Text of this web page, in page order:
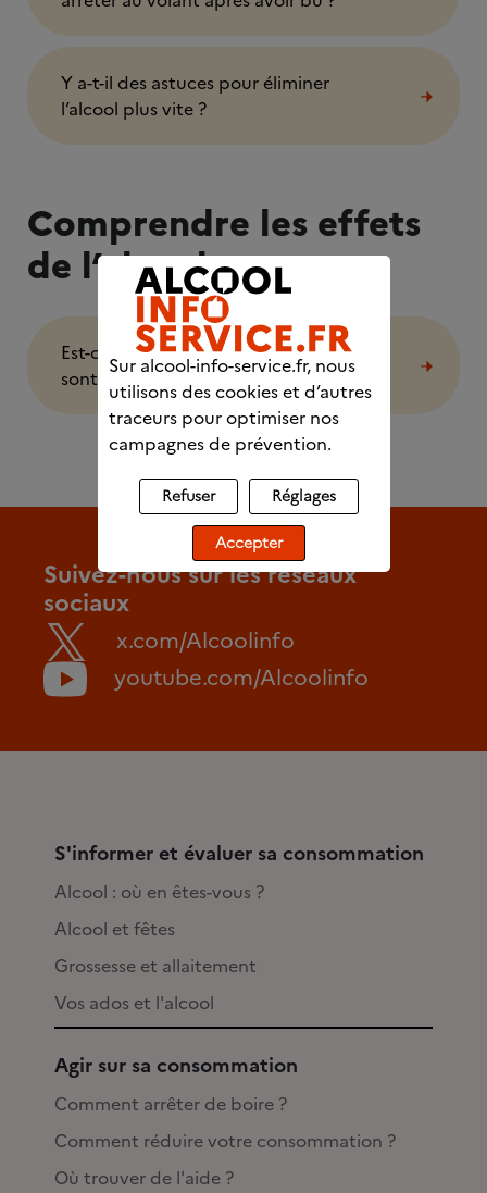
Y a-t-il des astuces pour éliminer
l’alcool plus vite ?
Comprendre les effets
de l’alcool
Est-ce que les hommes et les femmes
sont égaux face à l’alcool ?
Suivez-nous sur les réseaux
sociaux
x.com/Alcoolinfo
youtube.com/Alcoolinfo
S'informer et évaluer sa consommation
Alcool : où en êtes-vous ?
Alcool et fêtes
Grossesse et allaitement
Vos ados et l'alcool
Agir sur sa consommation
Comment arrêter de boire ?
Comment réduire votre consommation ?
Où trouver de l'aide ?
Sur alcool-info-service.fr, nous
utilisons des cookies et d’autres
traceurs pour optimiser nos
campagnes de prévention.
Refuser Réglages
Accepter